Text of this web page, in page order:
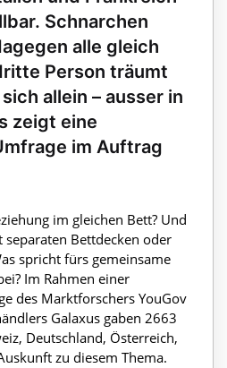
Schnarchen
alle gleich
Person träumt
allein – ausser in
zeigt eine
im Auftrag
im gleichen Bett? Und
Bettdecken oder
spricht fürs gemeinsame
Im Rahmen einer
des Marktforschers YouGov
Galaxus gaben 2663
Deutschland, Österreich,
zu diesem Thema.